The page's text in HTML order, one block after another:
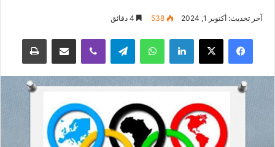
آخر تحديث: أكتوبر 1, 2024 538
فيسبوك لينكدإن واتساب